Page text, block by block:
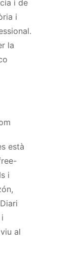
i de
i
la
està
i
al